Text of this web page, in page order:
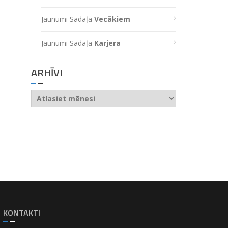
Jaunumi Sadaļa Vecākiem
Jaunumi Sadaļa Karjera
ARHĪVI
Arhīvi
KONTAKTI